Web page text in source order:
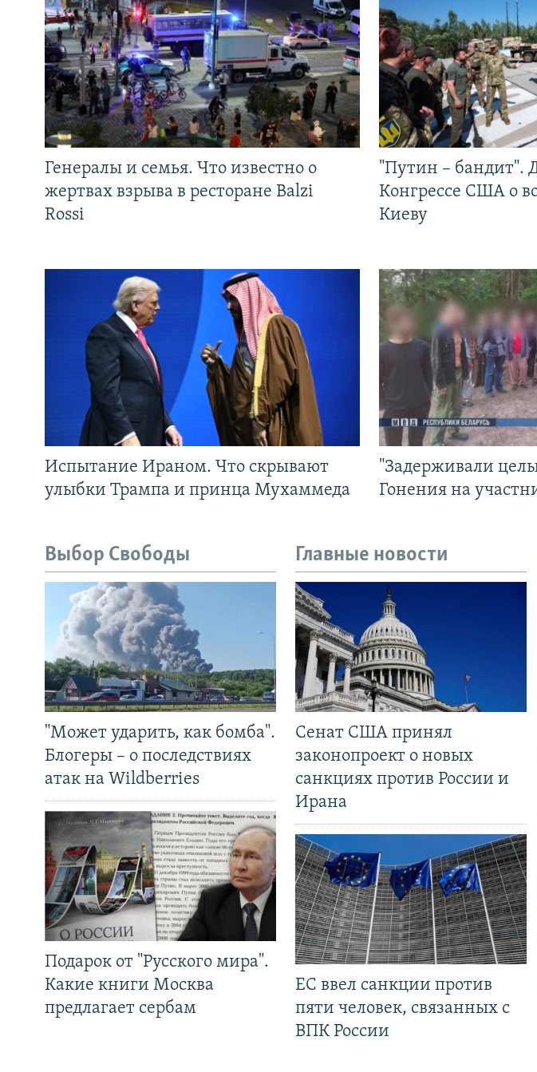
Генералы и семья. Что известно о
жертвах взрыва в ресторане Balzi
Rossi
"Путин – бандит".
Конгрессе США о
Киеву
Испытание Ираном. Что скрывают
улыбки Трампа и принца Мухаммеда
"Задерживали
Гонения на
Выбор Свободы
"Может ударить, как бомба".
Блогеры – о последствиях
атак на Wildberries
Подарок от "Русского мира".
Какие книги Москва
предлагает сербам
Главные новости
Сенат США принял
законопроект о новых
санкциях против России и
Ирана
ЕС ввел санкции против
пяти человек, связанных с
ВПК России